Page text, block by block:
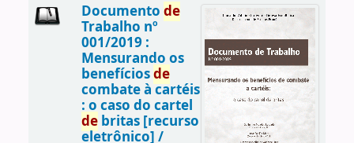
Documento de
Trabalho nº
001/2019 :
Mensurando os
benefíciosde
combate à cartéis
: o caso do cartel
debritas [recurso
eletrônico] /